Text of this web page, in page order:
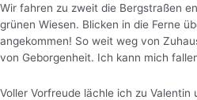
Wir fahren zu zweit die Bergstraßen
grünen Wiesen. Blicken in die Ferne
angekommen! So weit weg von
von Geborgenheit. Ich kann mich
Voller Vorfreude lächle ich zu